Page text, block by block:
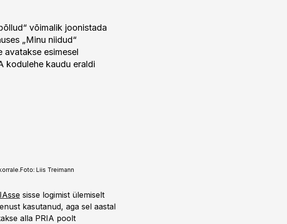
võimalik joonistada
„Minu niidud“
esimesel
kodulehe kaudu eraldi
Foto: Liis Treimann
sisse logimist ülemiselt
kasutanud, aga sel aastal
alla PRIA poolt